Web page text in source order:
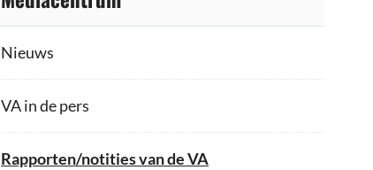
Nieuws
VA in de pers
Rapporten/notities van de VA